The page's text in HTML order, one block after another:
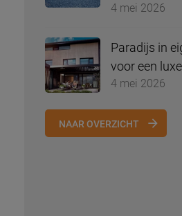
4 mei 2026
Paradijs in
voor een
4 mei 2026
NAAR OVERZICHT